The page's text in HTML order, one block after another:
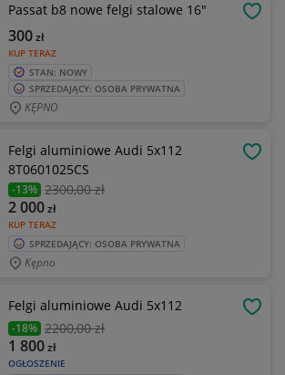
Passat b8 nowe felgi stalowe 16"
KUP TERAZ
300zł
STAN: NOWY
SPRZEDAJĄCY: OSOBA PRYWATNA
KĘPNO
Felgi aluminiowe Audi 5x112
8T0601025CS
-13% 2300,00 zł
KUP TERAZ
2 000zł
SPRZEDAJĄCY: OSOBA PRYWATNA
Kępno
Felgi aluminiowe Audi 5x112
-18% 2200,00 zł
OGŁOSZENIE
1 800zł